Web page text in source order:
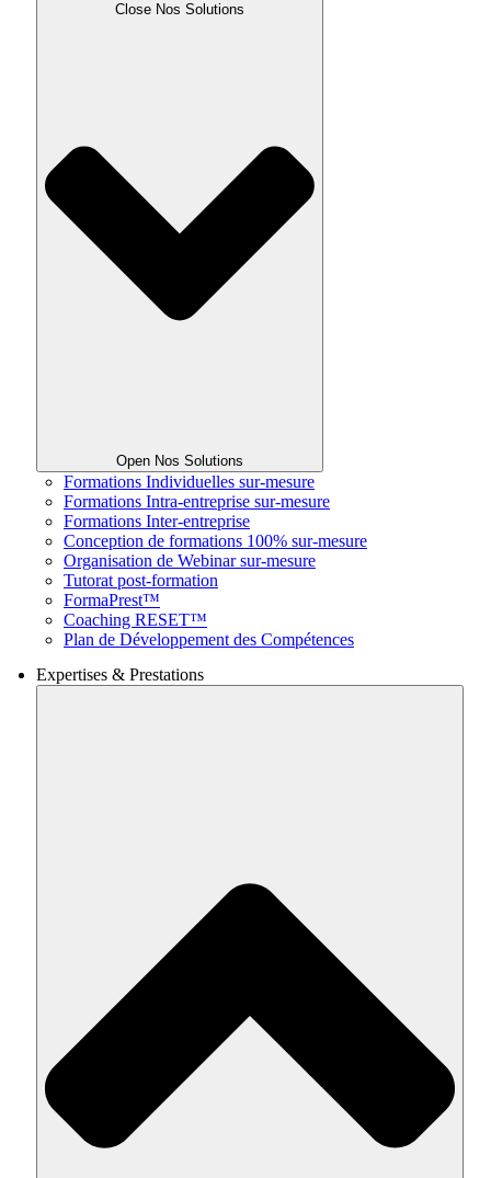
Close Nos Solutions
Open Nos Solutions
Formations Individuelles sur-mesure
Formations Intra-entreprise sur-mesure
Formations Inter-entreprise
Conception de formations 100% sur-mesure
Organisation de Webinar sur-mesure
Tutorat post-formation
FormaPrest™
Coaching RESET™
Plan de Développement des Compétences
Expertises & Prestations